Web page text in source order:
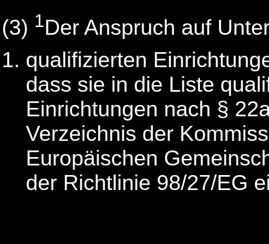
(3) 1Der Anspruch auf
qualifizierten
dass sie in die Liste
Einrichtungen nach §
Verzeichnis der
Europäischen
der Richtlinie 98/27/EG